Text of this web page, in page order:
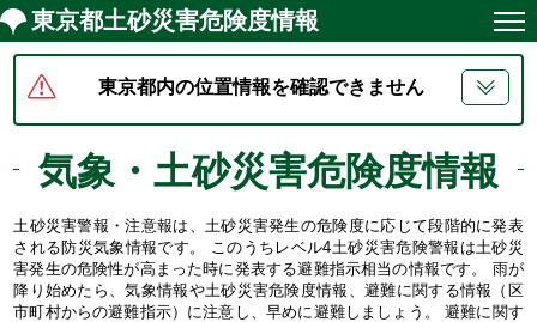
東京都土砂災害危険度情報
HOME
気象情報
土砂災害危険度情報
地区別危険度一覧
地区別危険度一覧
東京都内の位置情報を確認できません
気象・土砂災害危険度情報
土砂災害警報・注意報は、土砂災害発生の危険度に応じて段階的に発表
される防災気象情報です。 このうちレベル4土砂災害危険警報は土砂災
害発生の危険性が高まった時に発表する避難指示相当の情報です。 雨が
降り始めたら、気象情報や土砂災害危険度情報、避難に関する情報（区
市町村からの避難指示）に注意し、早めに避難しましょう。 避難に関す